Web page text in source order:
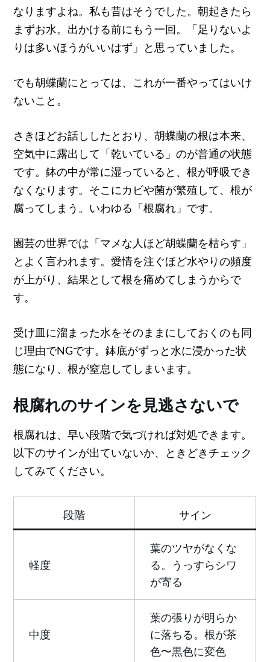
なりますよね。私も昔はそうでした。朝起きたら
まずお水。出かける前にもう一回。「足りないよ
りは多いほうがいいはず」と思っていました。
でも胡蝶蘭にとっては、これが一番やってはいけ
ないこと。
さきほどお話ししたとおり、胡蝶蘭の根は本来、
空気中に露出して「乾いている」のが普通の状態
です。鉢の中が常に湿っていると、根が呼吸でき
なくなります。そこにカビや菌が繁殖して、根が
腐ってしまう。いわゆる「根腐れ」です。
園芸の世界では「マメな人ほど胡蝶蘭を枯らす」
とよく言われます。愛情を注ぐほど水やりの頻度
が上がり、結果として根を痛めてしまうからで
す。
受け皿に溜まった水をそのままにしておくのも同
じ理由でNGです。鉢底がずっと水に浸かった状
態になり、根が窒息してしまいます。
根腐れのサインを見逃さないで
根腐れは、早い段階で気づければ対処できます。
以下のサインが出ていないか、ときどきチェック
してみてください。
段階 サイン
軽度
葉のツヤがなくな
る。うっすらシワ
が寄る
中度
葉の張りが明らか
に落ちる。根が茶
色〜黒色に変色